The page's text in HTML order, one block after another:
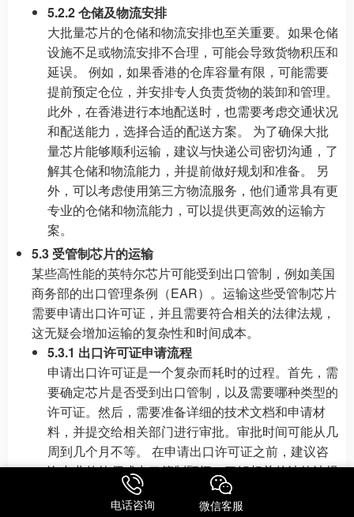
5.2.2 仓储及物流安排
大批量芯片的仓储和物流安排也至关重要。如果仓储
设施不足或物流安排不合理，可能会导致货物积压和
延误。 例如，如果香港的仓库容量有限，可能需要
提前预定仓位，并安排专人负责货物的装卸和管理。
此外，在香港进行本地配送时，也需要考虑交通状况
和配送能力，选择合适的配送方案。 为了确保大批
量芯片能够顺利运输，建议与快递公司密切沟通，了
解其仓储和物流能力，并提前做好规划和准备。 另
外，可以考虑使用第三方物流服务，他们通常具有更
专业的仓储和物流能力，可以提供更高效的运输方
案。
5.3 受管制芯片的运输
某些高性能的英特尔芯片可能受到出口管制，例如美国
商务部的出口管理条例（EAR）。运输这些受管制芯片
需要申请出口许可证，并且需要符合相关的法律法规，
这无疑会增加运输的复杂性和时间成本。
5.3.1 出口许可证申请流程
申请出口许可证是一个复杂而耗时的过程。首先，需
要确定芯片是否受到出口管制，以及需要哪种类型的
许可证。然后，需要准备详细的技术文档和申请材
料，并提交给相关部门进行审批。审批时间可能从几
周到几个月不等。 在申请出口许可证之前，建议咨
询专业的律师或出口管制顾问，了解相关的法律法规
和申请流程，确保申请材料的准确性和完整性。 此
外，如果芯片的最终用户是敏感实体或涉及敏感用
电话咨询 微信客服